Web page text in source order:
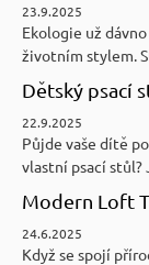
23.9.2025
Ekologie už
životním stylem.
Dětský psací
22.9.2025
Půjde vaše dítě
vlastní psací stůl?
Modern Loft
24.6.2025
Když se spojí